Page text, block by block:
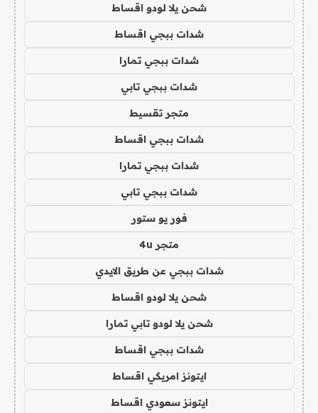
شحن يلا لودو اقساط
شدات ببجي اقساط
شدات ببجي تمارا
شدات ببجي تابي
متجر تقسيط
شدات ببجي اقساط
شدات ببجي تمارا
شدات ببجي تابي
فور يو ستور
متجر 4u
شدات ببجي عن طريق الايدي
شحن يلا لودو اقساط
شحن يلا لودو تابي تمارا
شدات ببجي اقساط
ايتونز امريكي اقساط
ايتونز سعودي اقساط